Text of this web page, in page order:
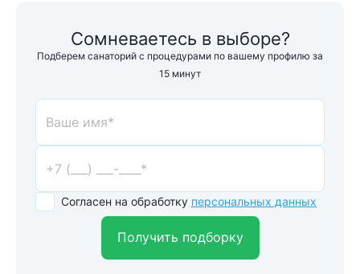
Сомневаетесь в выборе?
Подберем санаторий с процедурами по вашему профилю за
15 минут
Согласен на обработку персональных данных
Получить подборку